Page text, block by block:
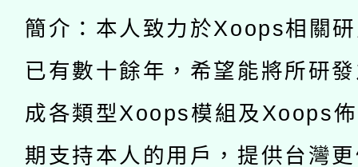
年度健康促進學校輔導
業成長研習」實施計畫
原住民族教育政策研討
族教育國際趨勢與發展
轉知教育部國民及學前
新北市政府教育局辦理
師專業成長研習實施計
方素養工作坊新北場」
函轉國立臺灣師範大學
族語言臺北學習中心
「族語學習班」招生簡
轉知有關國立成功大學
文教學共融平台-教案
教育部國民及學前教
簡介：本人致力於Xoops相關
已有數十餘年，希望能將所研
成各類型Xoops模組及Xoops
期支持本人的用戶，提供台灣